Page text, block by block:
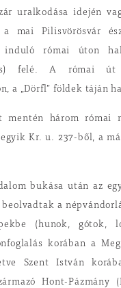
uralkodása idején
mai Pilisvörösvár
induló római úton
felé. A római
a „Dörfl” földek táján
mentén három római
Kr. u. 237-ből, a
bukása után az
a
(hunok, gótok,
korában a
Szent István
Hont-Pázmány